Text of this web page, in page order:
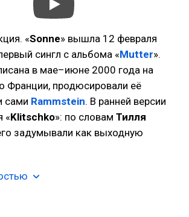
«Sonne» вышла 12 февраля
сингл с альбома «Mutter».
в мае–июне 2000 года на
Франции, продюсировали её
сами Rammstein. В ранней версии
«Klitschko»: по словам Тилля
задумывали как выходную